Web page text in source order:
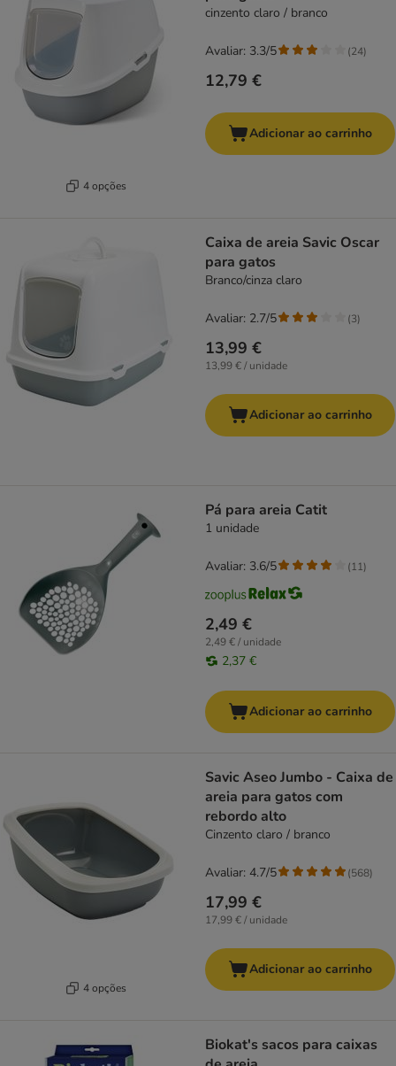
4 opções
cinzento claro / branco
12,79 €
Avaliar: 3.3/5 (24)
Adicionar ao carrinho
Caixa de areia Savic Oscar
para gatos
Branco/cinza claro
13,99 €
13,99 € / unidade
Avaliar: 2.7/5 (3)
Adicionar ao carrinho
Pá para areia Catit
1 unidade
2,49 €
2,49 € / unidade
2,37 €
Avaliar: 3.6/5 (11)
Adicionar ao carrinho
4 opções
Savic Aseo Jumbo - Caixa de
areia para gatos com
rebordo alto
Cinzento claro / branco
17,99 €
17,99 € / unidade
Avaliar: 4.7/5 (568)
Adicionar ao carrinho
Biokat's sacos para caixas